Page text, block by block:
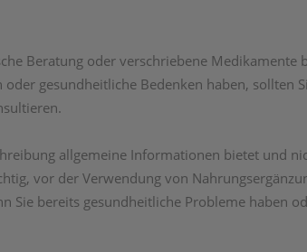
Beratung oder verschriebene
gesundheitliche Bedenken haben, sollten
allgemeine Informationen bietet und
vor der Verwendung von
Sie bereits gesundheitliche Probleme haben